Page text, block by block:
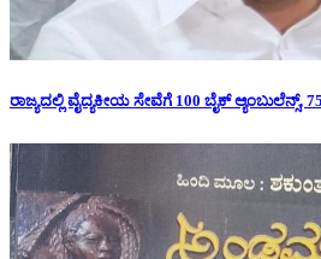
ರಾಜ್ಯದಲ್ಲಿ ವೈದ್ಯಕೀಯ ಸೇವೆಗೆ 100 ಬೈಕ್ ಆ್ಯಂಬುಲೆನ್ಸ್,